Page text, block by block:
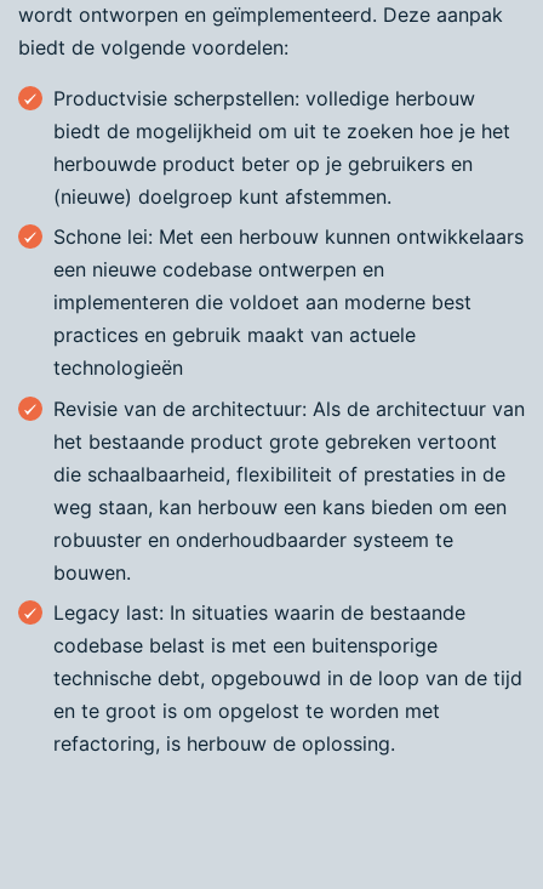
wordt ontworpen en geïmplementeerd. Deze aanpak
biedt de volgende voordelen:
Productvisie scherpstellen: volledige herbouw
biedt de mogelijkheid om uit te zoeken hoe je het
herbouwde product beter op je gebruikers en
(nieuwe) doelgroep kunt afstemmen.
Schone lei: Met een herbouw kunnen ontwikkelaars
een nieuwe codebase ontwerpen en
implementeren die voldoet aan moderne best
practices en gebruik maakt van actuele
technologieën
Revisie van de architectuur: Als de architectuur van
het bestaande product grote gebreken vertoont
die schaalbaarheid, flexibiliteit of prestaties in de
weg staan, kan herbouw een kans bieden om een
robuuster en onderhoudbaarder systeem te
bouwen.
Legacy last: In situaties waarin de bestaande
codebase belast is met een buitensporige
technische debt, opgebouwd in de loop van de tijd
en te groot is om opgelost te worden met
refactoring, is herbouw de oplossing.